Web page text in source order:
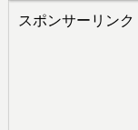
スポンサーリンク